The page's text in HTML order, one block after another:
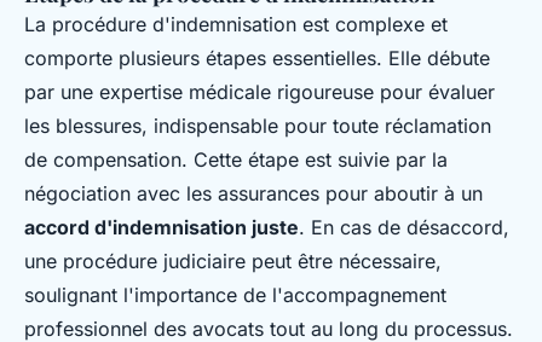
La procédure d'indemnisation est complexe et
comporte plusieurs étapes essentielles. Elle débute
par une expertise médicale rigoureuse pour évaluer
les blessures, indispensable pour toute réclamation
de compensation. Cette étape est suivie par la
négociation avec les assurances pour aboutir à un
accord d'indemnisation juste. En cas de désaccord,
une procédure judiciaire peut être nécessaire,
soulignant l'importance de l'accompagnement
professionnel des avocats tout au long du processus.